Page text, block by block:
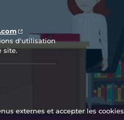
d'utilisation
site.
externes et accepter les